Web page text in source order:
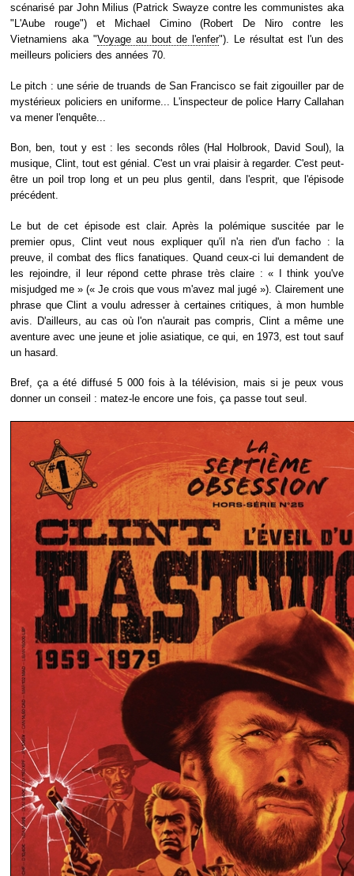
scénarisé par John Milius (Patrick Swayze contre les communistes aka
"L'Aube rouge") et Michael Cimino (Robert De Niro contre les
Vietnamiens aka "Voyage au bout de l'enfer"). Le résultat est l'un des
meilleurs policiers des années 70.
Le pitch : une série de truands de San Francisco se fait zigouiller par de
mystérieux policiers en uniforme... L'inspecteur de police Harry Callahan
va mener l'enquête...
Bon, ben, tout y est : les seconds rôles (Hal Holbrook, David Soul), la
musique, Clint, tout est génial. C'est un vrai plaisir à regarder. C'est peut-
être un poil trop long et un peu plus gentil, dans l'esprit, que l'épisode
précédent.
Le but de cet épisode est clair. Après la polémique suscitée par le
premier opus, Clint veut nous expliquer qu'il n'a rien d'un facho : la
preuve, il combat des flics fanatiques. Quand ceux-ci lui demandent de
les rejoindre, il leur répond cette phrase très claire : « I think you've
misjudged me » (« Je crois que vous m'avez mal jugé »). Clairement une
phrase que Clint a voulu adresser à certaines critiques, à mon humble
avis. D'ailleurs, au cas où l'on n'aurait pas compris, Clint a même une
aventure avec une jeune et jolie asiatique, ce qui, en 1973, est tout sauf
un hasard.
Bref, ça a été diffusé 5 000 fois à la télévision, mais si je peux vous
donner un conseil : matez-le encore une fois, ça passe tout seul.